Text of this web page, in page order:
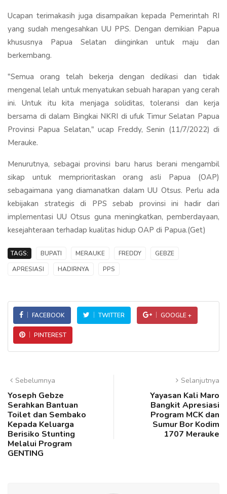
Ucapan terimakasih juga disampaikan kepada Pemerintah RI
yang sudah mengesahkan UU PPS. Dengan demikian Papua
khususnya Papua Selatan diinginkan untuk maju dan
berkembang.
"Semua orang telah bekerja dengan dedikasi dan tidak
mengenal lelah untuk menyatukan sebuah harapan yang cerah
ini. Untuk itu kita menjaga soliditas, toleransi dan kerja
bersama di dalam Bingkai NKRI di ufuk Timur Selatan Papua
Provinsi Papua Selatan," ucap Freddy, Senin (11/7/2022) di
Merauke.
Menurutnya, sebagai provinsi baru harus berani mengambil
sikap untuk memprioritaskan orang asli Papua (OAP)
sebagaimana yang diamanatkan dalam UU Otsus. Perlu ada
kebijakan strategis di PPS sebab provinsi ini hadir dari
implementasi UU Otsus guna meningkatkan, pemberdayaan,
kesejahteraan terhadap kualitas hidup OAP di Papua.(Get)
TAGS: BUPATI MERAUKE FREDDY
GEBZE
APRESIASI
HADIRNYA PPS
FACEBOOK TWITTER GOOGLE +
PINTEREST
Sebelumnya
Yoseph Gebze
Serahkan Bantuan
Toilet dan Sembako
Kepada Keluarga
Berisiko Stunting
Melalui Program
GENTING
Selanjutnya
Yayasan Kali Maro
Bangkit Apresiasi
Program MCK dan
Sumur Bor Kodim
1707 Merauke